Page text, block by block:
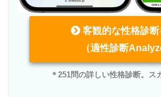
客観的な性格診
（適性診断
＊251問の詳しい性格診断。ス